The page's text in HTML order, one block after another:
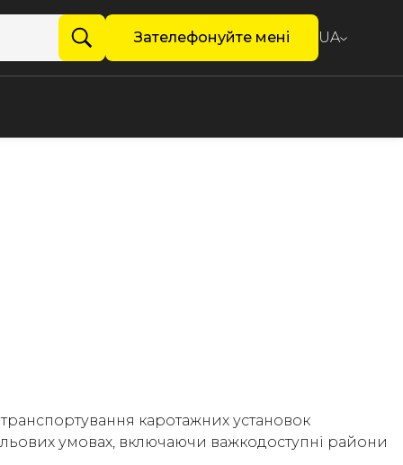
Зателефонуйте мені UA
каротажних установок
умовах, включаючи важкодоступні райони